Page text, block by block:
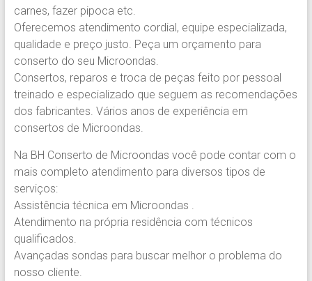
carnes, fazer pipoca etc.
Oferecemos atendimento cordial, equipe especializada,
qualidade e preço justo. Peça um orçamento para
conserto do seu Microondas.
Consertos, reparos e troca de peças feito por pessoal
treinado e especializado que seguem as recomendações
dos fabricantes. Vários anos de experiência em
consertos de Microondas.
Na BH Conserto de Microondas você pode contar com o
mais completo atendimento para diversos tipos de
serviços:
Assistência técnica em Microondas .
Atendimento na própria residência com técnicos
qualificados.
Avançadas sondas para buscar melhor o problema do
nosso cliente.